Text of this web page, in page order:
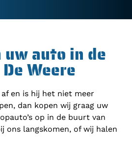
auto in de
Weere
en is hij het niet meer
dan kopen wij graag uw
op in de buurt van
ons langskomen, of wij halen